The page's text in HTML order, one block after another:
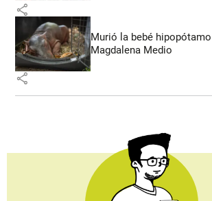
share
Murió la bebé
Magdalena Medio
share